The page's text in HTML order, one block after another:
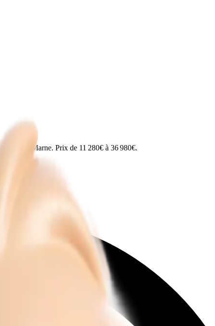
Seine-et-Marne. Prix de 11 280€ à 36 980€.